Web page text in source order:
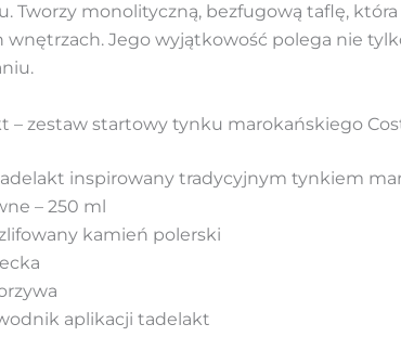
Tworzy monolityczną, bezfugową taflę,
Jego wyjątkowość polega nie
– zestaw startowy tynku marokańskiego
inspirowany tradycyjnym tynkiem
– 250 ml
kamień polerski
aplikacji tadelakt